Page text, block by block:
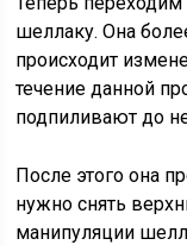
шеллаку. Она
происходит
течение данной
подпиливают до
После этого она
нужно снять
манипуляции